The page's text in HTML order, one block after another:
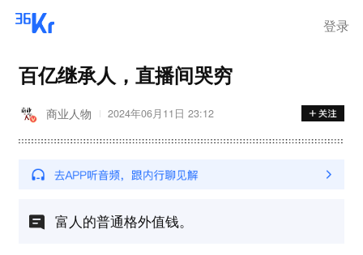
登录
百亿继承人，直播间哭穷
商业人物 2024年06月11日 23:12
富人的普通格外值钱。